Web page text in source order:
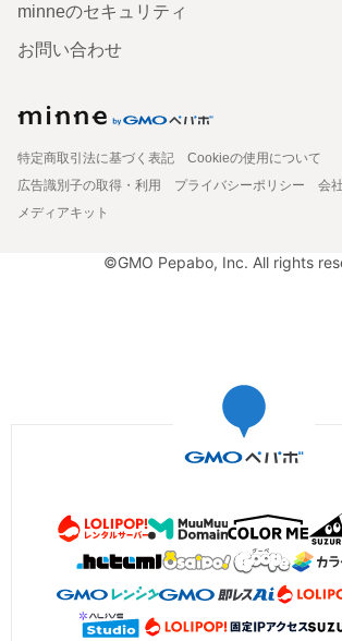
minneのセキュリティ
お問い合わせ
特定商取引法に基づく表記
Cookieの使用について
広告識別子の取得・利用
プライバシーポリシー 会
メディアキット
©GMO Pepabo, Inc. All rights